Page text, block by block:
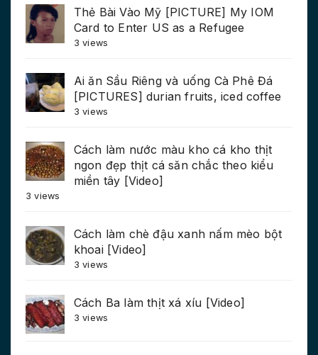
Thẻ Bài Vào Mỹ [PICTURE] My IOM
Card to Enter US as a Refugee
3 views
Ai ăn Sầu Riêng và uống Cà Phê Đá
[PICTURES] durian fruits, iced coffee
3 views
Cách làm nước màu kho cá kho thịt
ngon đẹp thịt cá săn chắc theo kiểu
miền tây [Video]
3 views
Cách làm chè đậu xanh nấm mèo bột
khoai [Video]
3 views
Cách Ba làm thịt xá xíu [Video]
3 views